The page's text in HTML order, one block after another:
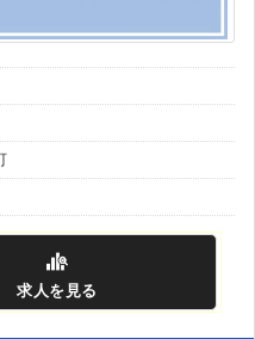
求人を見る